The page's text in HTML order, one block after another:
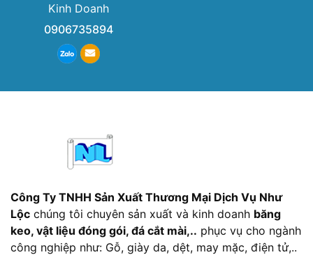
Kinh Doanh
0906735894
Công Ty TNHH Sản Xuất Thương Mại Dịch Vụ Như
Lộc chúng tôi chuyên sản xuất và kinh doanh băng
keo, vật liệu đóng gói, đá cắt mài,.. phục vụ cho ngành
công nghiệp như: Gỗ, giày da, dệt, may mặc, điện tử,..